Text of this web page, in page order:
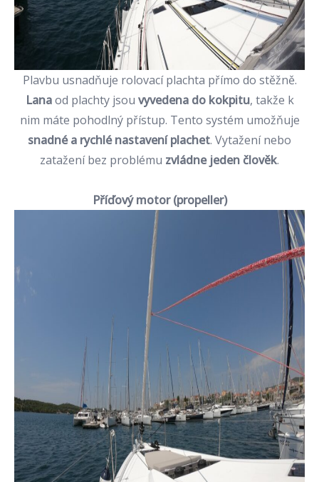
Plavbu usnadňuje rolovací plachta přímo do stěžně.
Lanaod plachty jsou vyvedena do kokpitu, takže k
nim máte pohodlný přístup. Tento systém umožňuje
snadné a rychlé nastavení plachet. Vytažení nebo
zatažení bez problému zvládne jeden člověk.
Příďový motor (propeller)